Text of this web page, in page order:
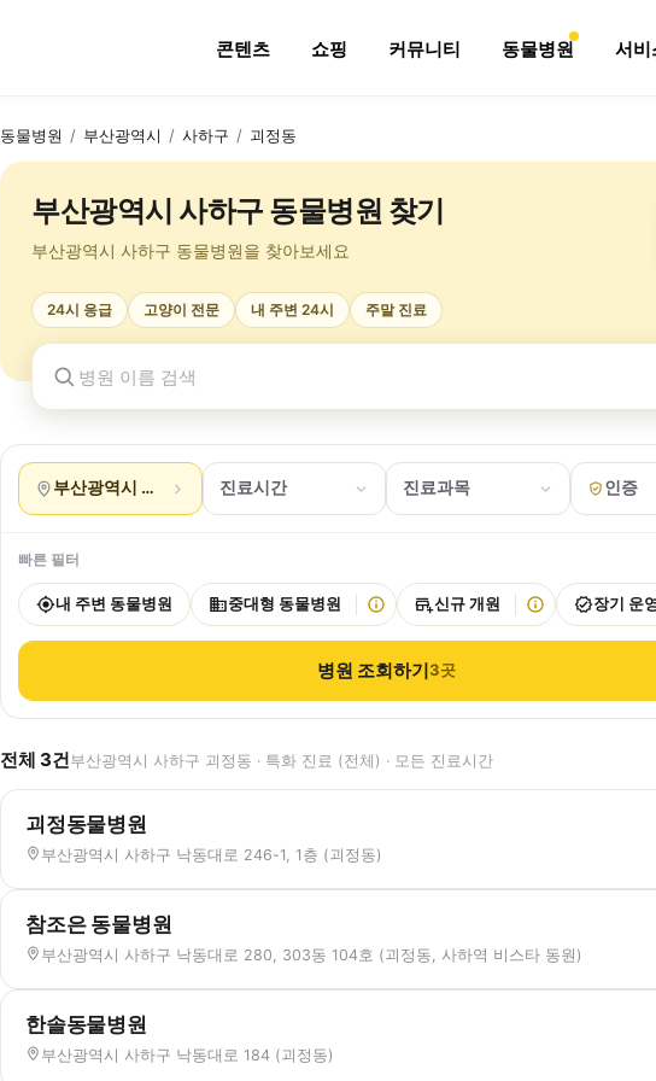
콘텐츠 쇼핑 커뮤니티 동물병원 서비
동물병원 / 부산광역시 / 사하구 / 괴정동
부산광역시 사하구 동물병원 찾기
부산광역시 사하구 동물병원을 찾아보세요
24시 응급 고양이 전문 내 주변 24시 주말 진료
부산광역시 사하구 괴정동진료시간 진료과목 인증
빠른 필터
내 주변 동물병원 중대형 동물병원 신규 개원 장기 운
병원 조회하기3곳
전체 3건부산광역시 사하구 괴정동 · 특화 진료 (전체) · 모든 진료시간
괴정동물병원
부산광역시 사하구 낙동대로 246-1, 1층 (괴정동)
참조은 동물병원
부산광역시 사하구 낙동대로 280, 303동 104호 (괴정동, 사하역 비스타 동원)
한솔동물병원
부산광역시 사하구 낙동대로 184 (괴정동)